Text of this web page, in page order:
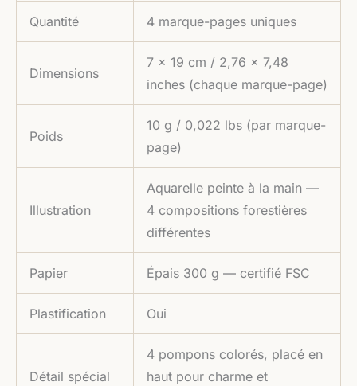
Quantité 4 marque-pages uniques
Dimensions
7 × 19 cm / 2,76 × 7,48
inches (chaque marque-page)
Poids
10 g / 0,022 lbs (par marque-
page)
Illustration
Aquarelle peinte à la main —
4 compositions forestières
différentes
Papier Épais 300 g — certifié FSC
Plastification Oui
Détail spécial
4 pompons colorés, placé en
haut pour charme et